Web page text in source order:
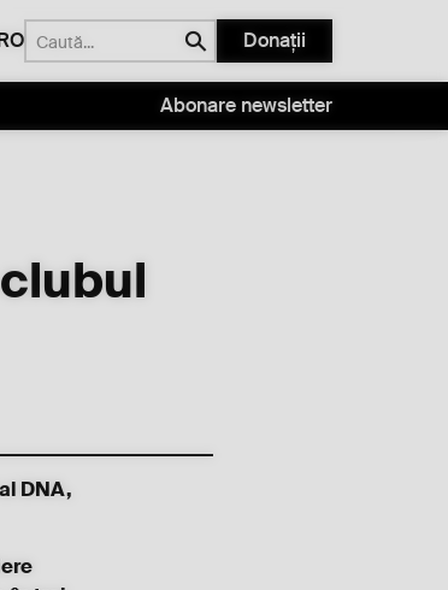
Donații
Abonare newsletter
DNA,